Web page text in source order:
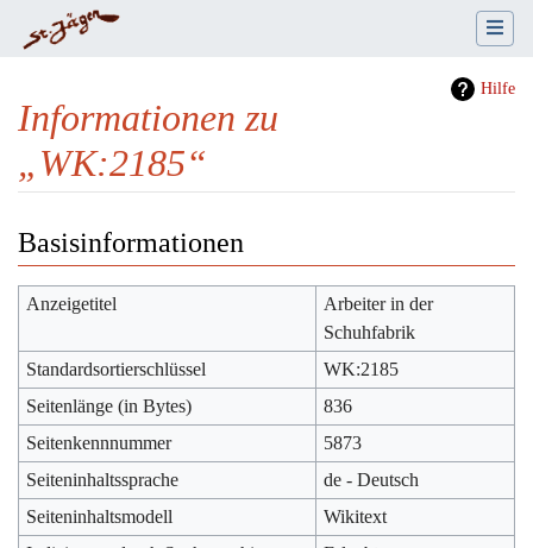
Hilfe
Informationen zu
„WK:2185“
Basisinformationen
Anzeigetitel
Arbeiter in der
Schuhfabrik
Standardsortierschlüssel
WK:2185
Seitenlänge (in Bytes)
836
Seitenkennnummer
5873
Seiteninhaltssprache
de - Deutsch
Seiteninhaltsmodell
Wikitext